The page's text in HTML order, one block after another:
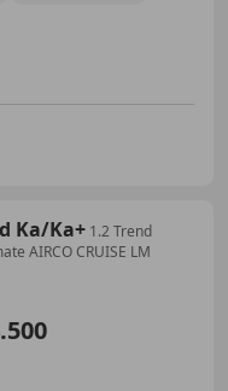
Ka/Ka+ 1.2 Trend
AIRCO CRUISE LM